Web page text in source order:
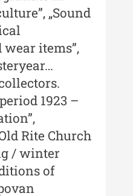
„Sound
items”,
1923 –
Rite Church
/ winter
of